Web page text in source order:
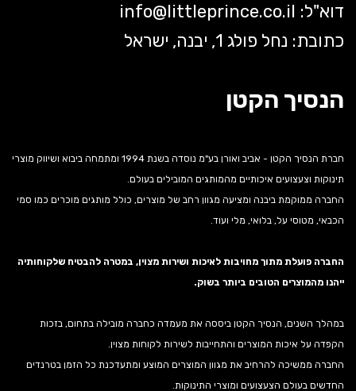
דוא"ל:
info@littleprince.co.il
כתובת: נחל פולג 1, יבנה, ישראל
הנסיך הקטן
חברת הנסיך הקטן - אביב ואורן בע"מ נוסדה בשנת 1994 ומתמחה ביבוא ושיווק מוצרי
תינוקות וצעצועים איכותיים מהמותגים המובילים בעולם.
החברה ממוקמת ביבנה ומציעה מגוון רחב של מוצרים, כולל מותגים מוכרים כמו סמי
הכבאי, מטוסי על, בלואי, מלי ועוד.
החברה פועלת מתוך מחויבות לאיכות ושירות מצוין, במטרה להבטיח שלקוחותיה
ייהנו מהמוצרים הטובים ביותר בשוק.
במהלך השנים, הנסיך הקטן ביססה את מעמדה כחברה מובילה בתחום, בזכות
הקפדה על איכות המוצרים והתחייבות לשירות לקוחות מצוין.
החברה ממשיכה להרחיב את מגוון המוצרים המוצע ומתעדכנת כל הזמן בטרנדים
החדשים בעולם הצעצועים ומוצרי התינוקות.